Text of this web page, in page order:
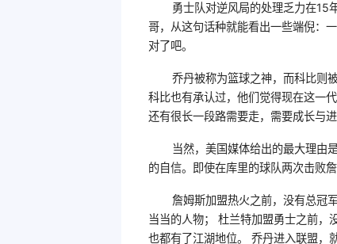
勇士队对逆风局的处理乏力在15
哥，从这句话种就能看出一些端倪：
对了吧。
乔丹被称为篮球之神，而科比则
科比也有承认过，他们觉得现在这一
还有很长一段路需要走，需要成长与进
当然，美国媒体给出的最大理由
的自信。即使在库里的球队两次击败
詹姆斯加盟热火之前，没有总冠
当当的人物； 杜兰特加盟勇士之前，
也都有了江湖地位。 乔丹进入联盟，